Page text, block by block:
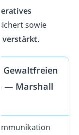
sowie
verstärkt.
Gewaltfreien
— Marshall